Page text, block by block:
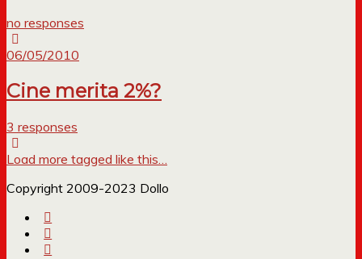
no responses
06/05/2010
Cine merita 2%?
3 responses
Load more tagged like this…
Copyright 2009-2023 Dollo